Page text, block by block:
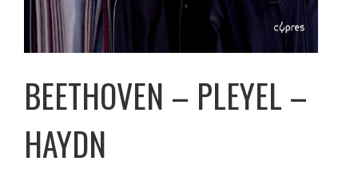
BEETHOVEN – PLEYEL –
HAYDN